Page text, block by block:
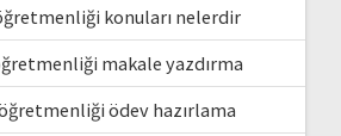
konuları nelerdir
makale yazdırma
ödev hazırlama